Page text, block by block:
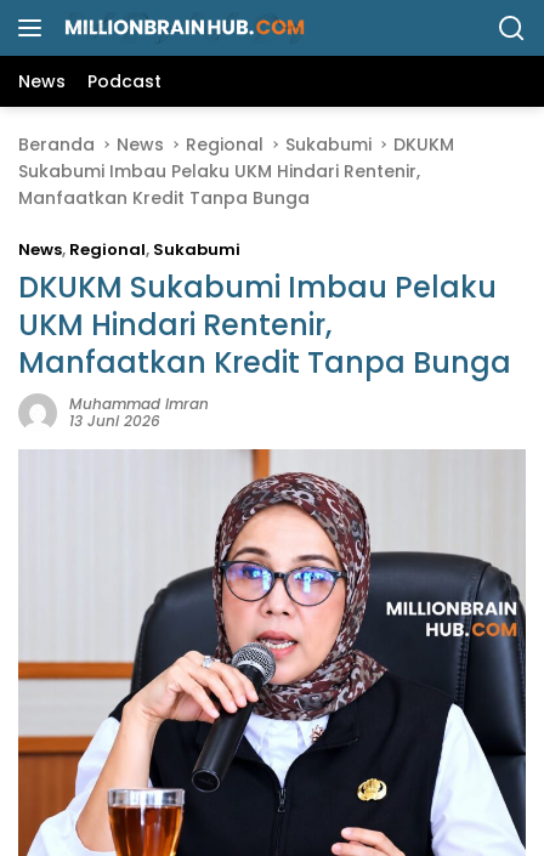
News Podcast
Beranda News Regional Sukabumi
DKUKM
Sukabumi Imbau Pelaku UKM Hindari Rentenir,
Manfaatkan Kredit Tanpa Bunga
News, Regional, Sukabumi
DKUKM Sukabumi Imbau Pelaku
UKM Hindari Rentenir,
Manfaatkan Kredit Tanpa Bunga
Muhammad Imran
13 Juni 2026